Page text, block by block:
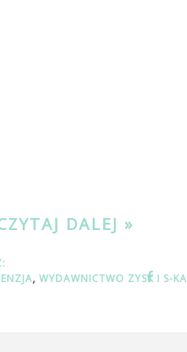
DALEJ »
, WYDAWNICTWO ZYSK I S-KA